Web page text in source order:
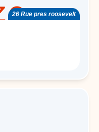
26 Rue pres roosevelt